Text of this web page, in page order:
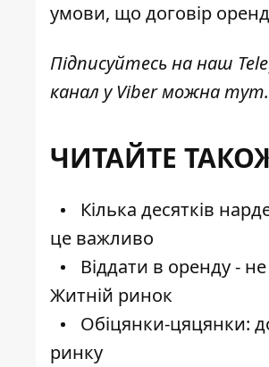
умови, що договір
Підписуйтесь на наш
канал у Viber можнатут.
ЧИТАЙТЕ
Кілька десятків
це важливо
Віддати в оренду -
Житній ринок
Обіцянки-цяцянки:
ринку